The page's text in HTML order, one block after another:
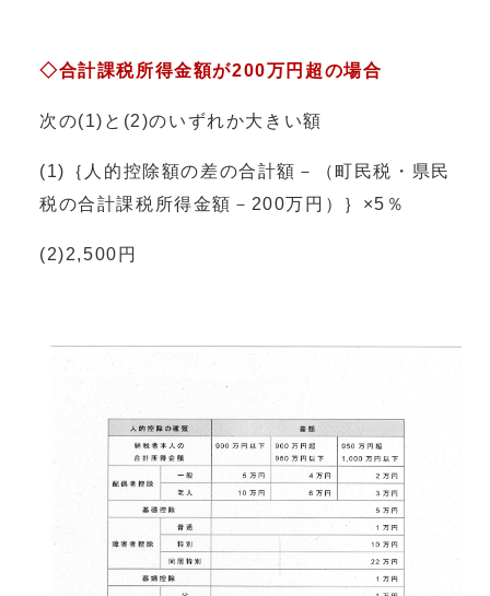
◇合計課税所得金額が200万円超の場合
次の(1)と(2)のいずれか大きい額
(1)｛人的控除額の差の合計額－（町民税・県民
税の合計課税所得金額－200万円）｝×5％
(2)2,500円